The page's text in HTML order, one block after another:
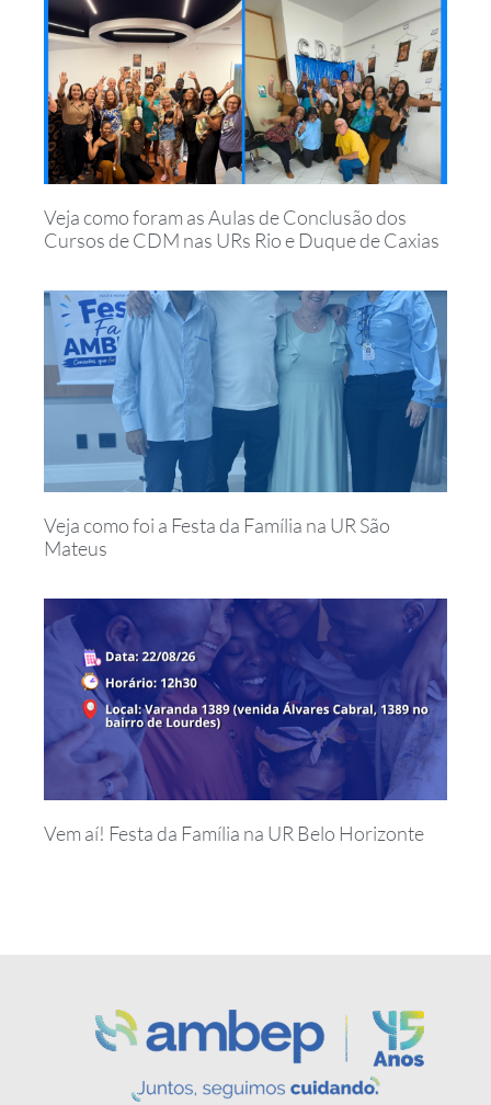
Veja como foram as Aulas de Conclusão dos
Cursos de CDM nas URs Rio e Duque de Caxias
Veja como foi a Festa da Família na UR São
Mateus
Vem aí! Festa da Família na UR Belo Horizonte